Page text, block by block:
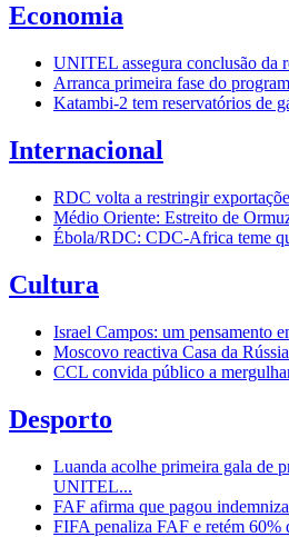
Economia
UNITEL assegura conclusão da
Arranca primeira fase do
Katambi-2 tem reservatórios de
Internacional
RDC volta a restringir
Médio Oriente: Estreito de
Ébola/RDC: CDC-Africa teme
Cultura
Israel Campos: um pensamento
Moscovo reactiva Casa da
CCL convida público a
Desporto
Luanda acolhe primeira gala de
UNITEL...
FAF afirma que pagou
FIFA penaliza FAF e retém 60%